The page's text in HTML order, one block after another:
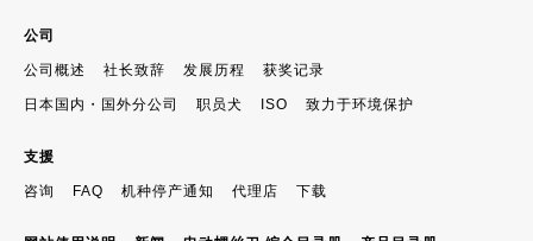
公司
公司概述 社长致辞 发展历程 获奖记录
日本国内・国外分公司 职员犬 ISO 致力于环境保护
支援
咨询 FAQ 机种停产通知 代理店 下载